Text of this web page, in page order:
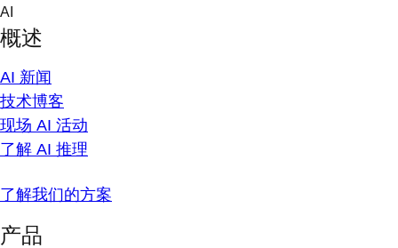
Skip
content
AI
概述
AI 新闻
技术博客
现场 AI 活动
了解 AI 推理
了解我们的方案
产品